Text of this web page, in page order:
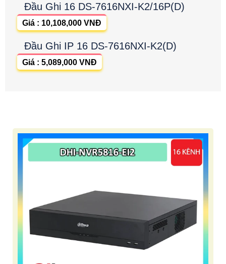
Đầu Ghi 16 DS-7616NXI-K2/16P(D)
Giá : 10,108,000 VNĐ
Đầu Ghi IP 16 DS-7616NXI-K2(D)
Giá : 5,089,000 VNĐ